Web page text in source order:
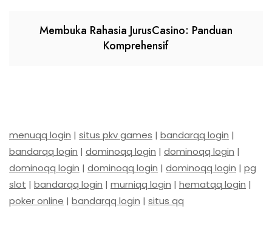
Membuka Rahasia JurusCasino: Panduan
Komprehensif
menuqq login | situs pkv games | bandarqq login |
bandarqq login | dominoqq login | dominoqq login |
dominoqq login | dominoqq login | dominoqq login | pg
slot | bandarqq login | murniqq login | hematqq login |
poker online | bandarqq login | situs qq